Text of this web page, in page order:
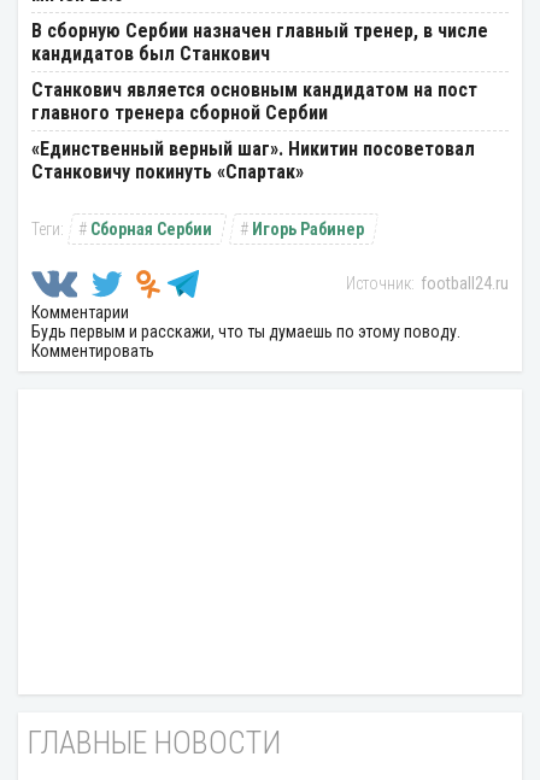
В сборную Сербии назначен главный тренер, в числе
кандидатов был Станкович
Станкович является основным кандидатом на пост
главного тренера сборной Сербии
«Единственный верный шаг». Никитин посоветовал
Станковичу покинуть «Спартак»
Сборная Сербии Игорь Рабинер
football24.ru
Комментарии
Будь первым и расскажи, что ты думаешь по этому поводу.
Комментировать
ГЛАВНЫЕ НОВОСТИ